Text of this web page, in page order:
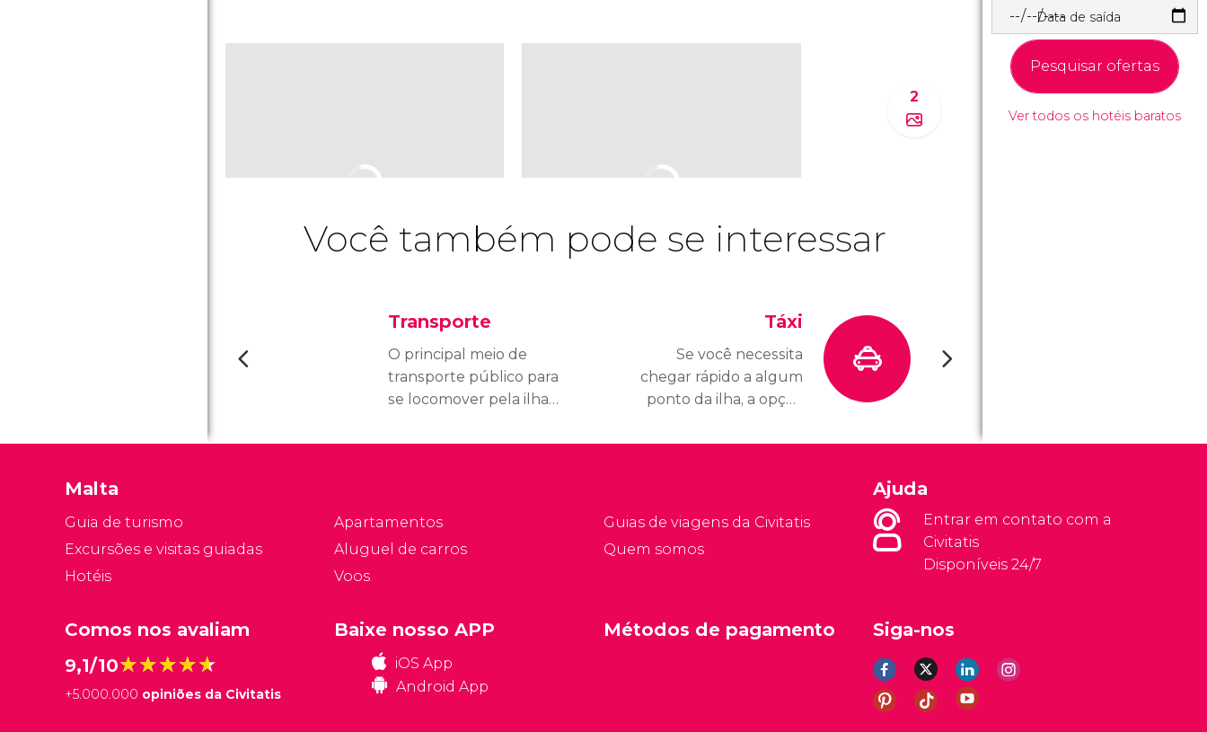
2
Você também pode se interessar
Transporte
O principal meio de
transporte público para
se locomover pela ilha
Conheça as suas linhas e
Malta.
Táxi
Se você necessita
chegar rápido a algum
ponto da ilha, a opção
um táxi. Embora não seja
lo em alguma ocasião
em que necessite.
Conheça os telefones e
Data de saída
Pesquisar ofertas
Ver todos os hotéis baratos
Malta
Guia de turismo
Excursões e visitas guiadas
Hotéis
Apartamentos
Aluguel de carros
Voos
Guias de viagens da Civitatis
Quem somos
Ajuda
Entrar em contato com a
Civitatis
Disponíveis 24/7
Comos nos avaliam
9,1/10★★★★★
★★★★★
+5.000.000 opiniões da Civitatis
Siga-nos
Baixe nosso APP
iOS App
Android App
Métodos de pagamento